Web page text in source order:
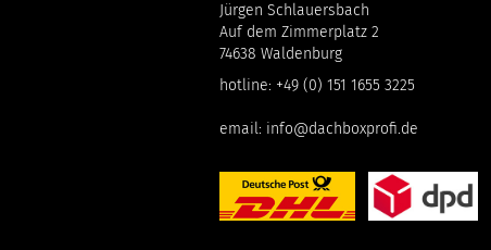
Jürgen Schlauersbach
Auf dem Zimmerplatz 2
74638 Waldenburg
hotline: +49 (0) 151 1655 3225
email: info@dachboxprofi.de